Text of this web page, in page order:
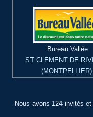
Bureau Vallée
ST CLEMENT DE
(MONTPELLIER)
Nous avons 124 invités